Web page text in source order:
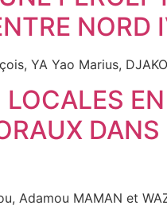
NORD
YA Yao Marius,
Adamou MAMAN et